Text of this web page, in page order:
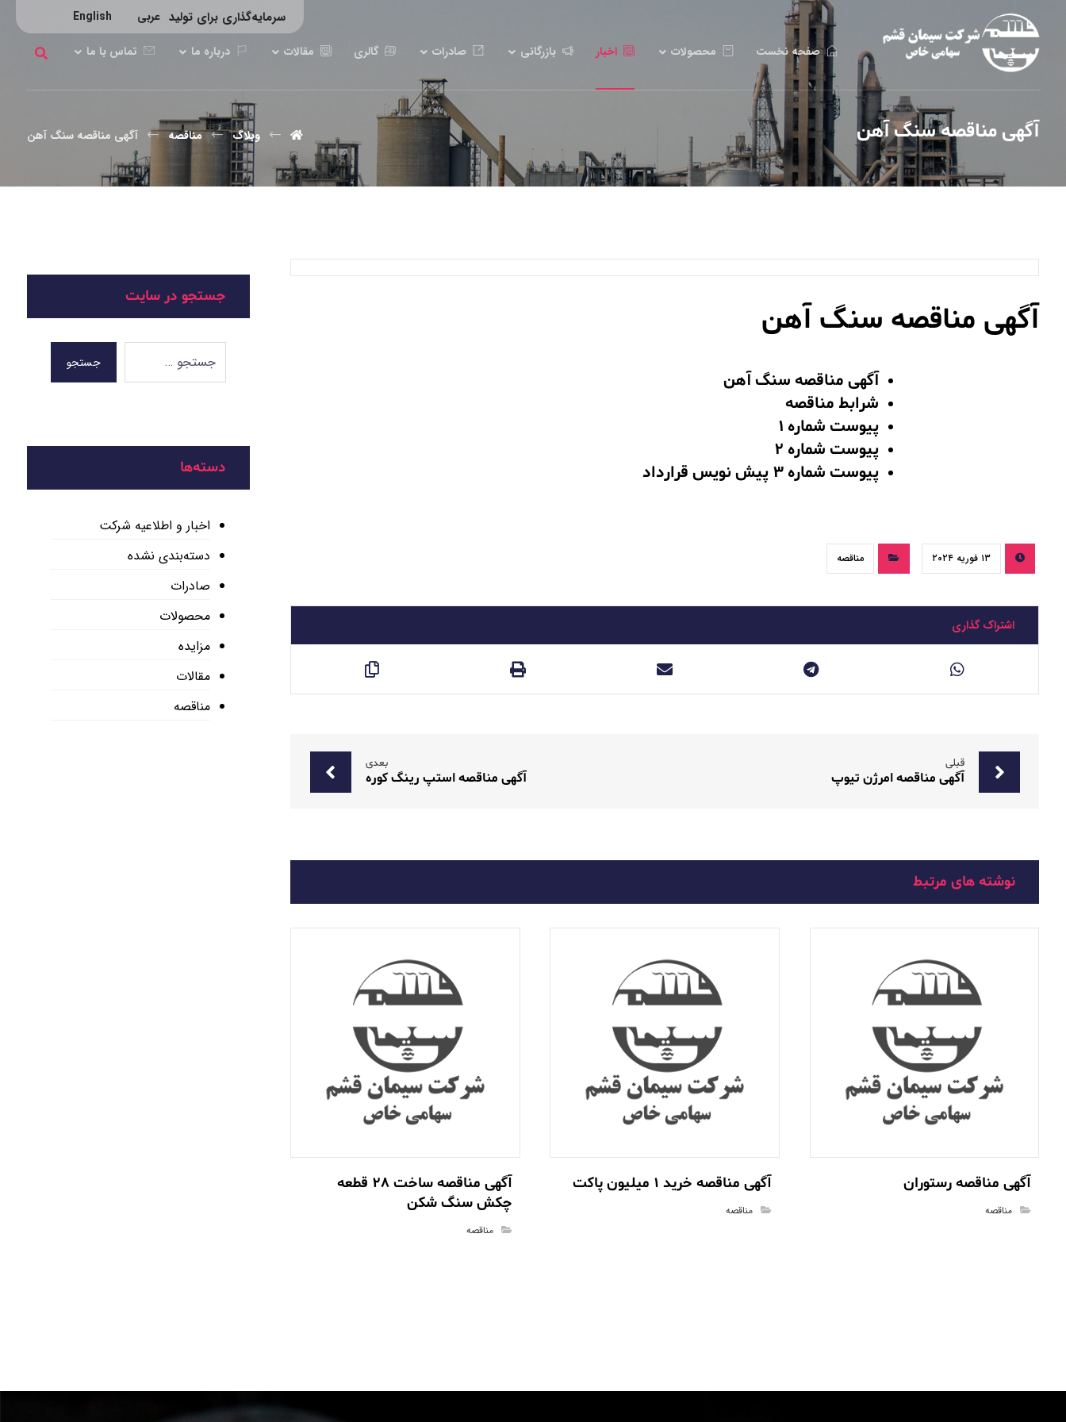
سرمایه‌گذاری برای تولید عربي
English
صفحه نخست
محصولات اخبار بازرگانی صادرات گالری مقالات درباره ما تماس با ما
آگهی مناقصه سنگ آهن وبلاگ مناقصه آگهی مناقصه سنگ آهن
آگهی مناقصه سنگ آهن
آگهی مناقصه سنگ آهن
شرابط مناقصه
پیوست شماره 1
پیوست شماره 2
پیوست شماره 3 پیش نویس قرارداد
۱۳ فوریه ۲۰۲۴ مناقصه
قبلی
آگهی مناقصه امرژن تیوپ
بعدی
آگهی مناقصه استپ رینگ کوره
نوشته های مرتبط
آگهی مناقصه رستوران
مناقصه
آگهی مناقصه خرید 1 میلیون پاکت
مناقصه
آگهی مناقصه ساخت 28 قطعه
چکش سنگ شکن
مناقصه
جستجو در سایت
جستجو
دسته‌ها
اخبار و اطلاعیه شرکت
دسته‌بندی نشده
صادرات
محصولات
مزایده
مقالات
مناقصه